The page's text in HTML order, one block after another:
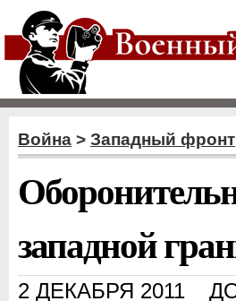
Война > Западный фронт
западной
2 ДЕКАБРЯ 2011